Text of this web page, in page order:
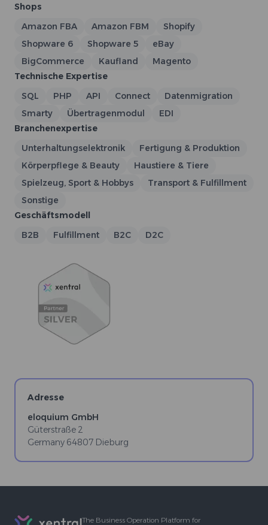
Shops
Amazon FBA
Amazon FBM
Shopify
Shopware 6
Shopware 5
eBay
BigCommerce
Kaufland
Magento
Technische Expertise
SQL
PHP API Connect
Datenmigration
Smarty
Übertragenmodul
EDI
Branchenexpertise
Unterhaltungselektronik
Fertigung & Produktion
Körperpflege & Beauty
Haustiere & Tiere
Spielzeug, Sport & Hobbys
Transport & Fulfillment
Sonstige
Geschäftsmodell
B2B
Fulfillment B2C D2C
Adresse
eloquium GmbH
Güterstraße 2
Germany 64807 Dieburg
The Business Operation Platform for